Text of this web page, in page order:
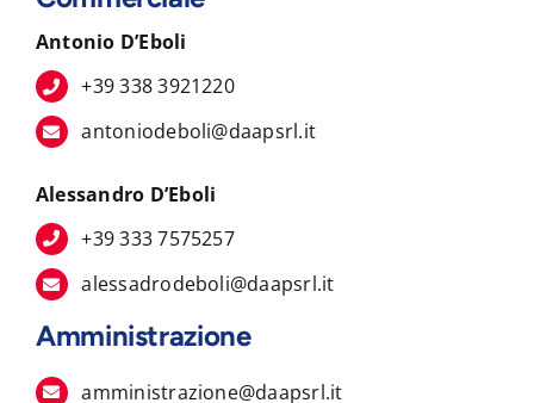
Antonio D’Eboli
+39 338 3921220
antoniodeboli@daapsrl.it
Alessandro D’Eboli
+39 333 7575257
alessadrodeboli@daapsrl.it
Amministrazione
amministrazione@daapsrl.it